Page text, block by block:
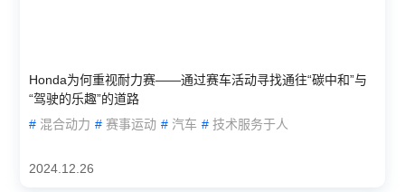
Honda为何重视耐力赛——通过赛车活动寻找通往“碳中和”与
“驾驶的乐趣”的道路
# 混合动力 # 赛事运动 # 汽车 #技术服务于人
2024.12.26